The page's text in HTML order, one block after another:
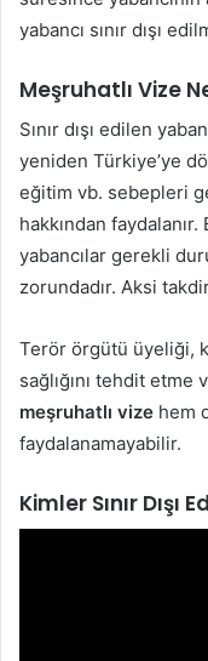
yabancı sınır dışı
Meşruhatlı Vize
Sınır dışı edilen
yeniden Türkiye’ye
eğitim vb. sebepleri
hakkından
yabancılar gerekli
zorundadır. Aksi
Terör örgütü üyeliği,
sağlığını tehdit etme
meşruhatlı vize hem
faydalanamayabilir.
Kimler Sınır Dışı